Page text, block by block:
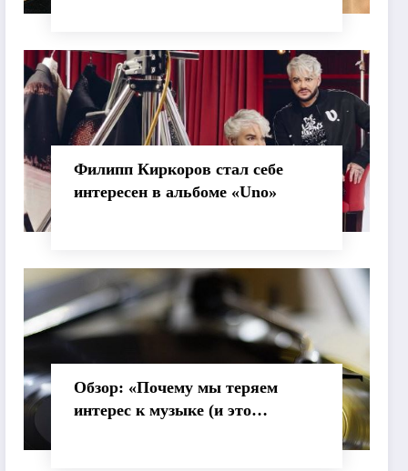
Филипп Киркоров стал себе
интересен в альбоме «Uno»
Обзор: «Почему мы теряем
интерес к музыке (и это